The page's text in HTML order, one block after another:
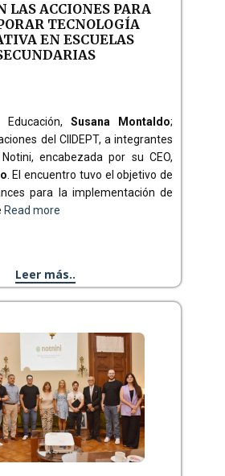
LAS ACCIONES PARA
TECNOLOGÍA
EN ESCUELAS
Susana Montaldo;
del CIIDEPT, a integrantes
encabezada por su CEO,
. El encuentro tuvo el objetivo de
para la implementación de
Read more
Leer más..